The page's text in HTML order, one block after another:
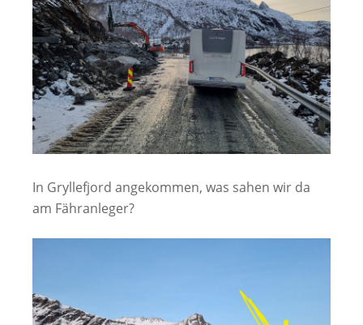
In Gryllefjord angekommen, was sahen wir da
am Fähranleger?